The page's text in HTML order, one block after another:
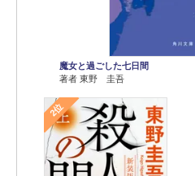
魔女と過ごした七日間
著者 東野 圭吾
2位